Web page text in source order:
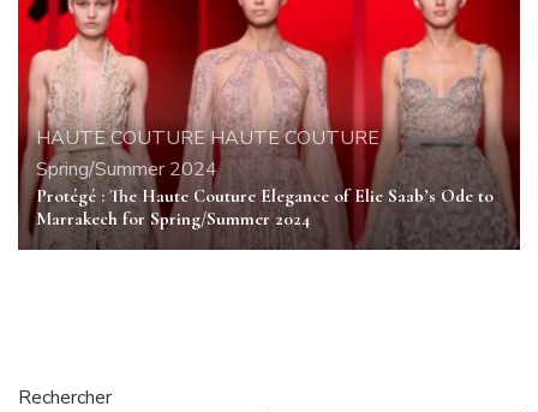
HAUTE COUTUREHAUTE COUTURE
Spring/Summer 2024
Protégé : The Haute Couture Elegance of Elie Saab’s Ode to
Marrakech for Spring/Summer 2024
Rechercher